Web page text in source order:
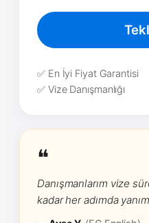
✅ En İyi Fiyat Garantisi
✅ Vize Danışmanlığı
❝
Danışmanlarım vize
kadar her adımda